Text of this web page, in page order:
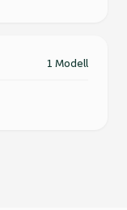
1 Modell